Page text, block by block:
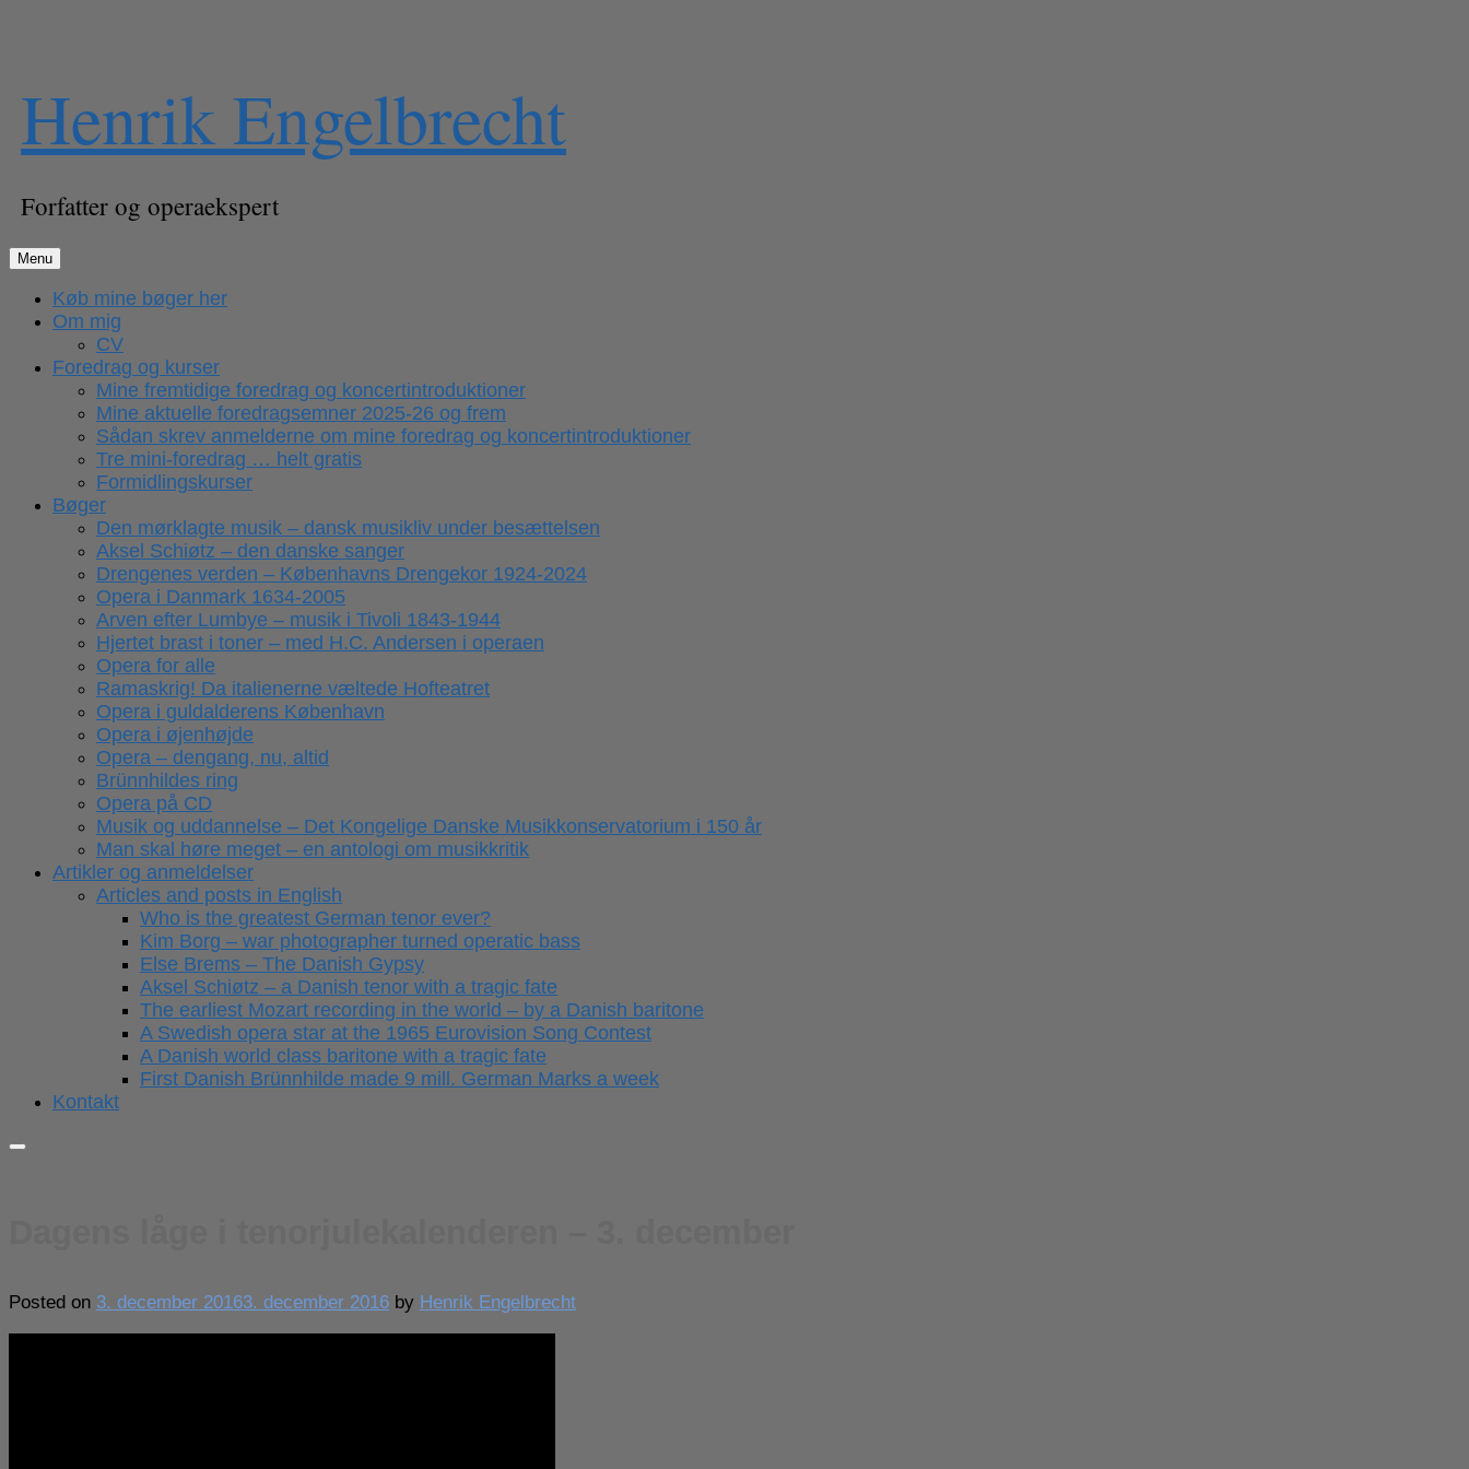
content
Henrik Engelbrecht
Forfatter og operaekspert
Menu
Køb mine bøger her
Om mig
CV
Foredrag og kurser
Mine fremtidige foredrag og koncertintroduktioner
Mine aktuelle foredragsemner 2025-26 og frem
Sådan skrev anmelderne om mine foredrag og koncertintroduktioner
Tre mini-foredrag … helt gratis
Formidlingskurser
Bøger
Den mørklagte musik – dansk musikliv under besættelsen
Aksel Schiøtz – den danske sanger
Drengenes verden – Københavns Drengekor 1924-2024
Opera i Danmark 1634-2005
Arven efter Lumbye – musik i Tivoli 1843-1944
Hjertet brast i toner – med H.C. Andersen i operaen
Opera for alle
Ramaskrig! Da italienerne væltede Hofteatret
Opera i guldalderens København
Opera i øjenhøjde
Opera – dengang, nu, altid
Brünnhildes ring
Opera på CD
Musik og uddannelse – Det Kongelige Danske Musikkonservatorium i 150 år
Man skal høre meget – en antologi om musikkritik
Artikler og anmeldelser
Articles and posts in English
Who is the greatest German tenor ever?
Kim Borg – war photographer turned operatic bass
Else Brems – The Danish Gypsy
Aksel Schiøtz – a Danish tenor with a tragic fate
The earliest Mozart recording in the world – by a Danish baritone
A Swedish opera star at the 1965 Eurovision Song Contest
A Danish world class baritone with a tragic fate
First Danish Brünnhilde made 9 mill. German Marks a week
Kontakt
Posted on 3. december 20163. december 2016 by Henrik Engelbrecht